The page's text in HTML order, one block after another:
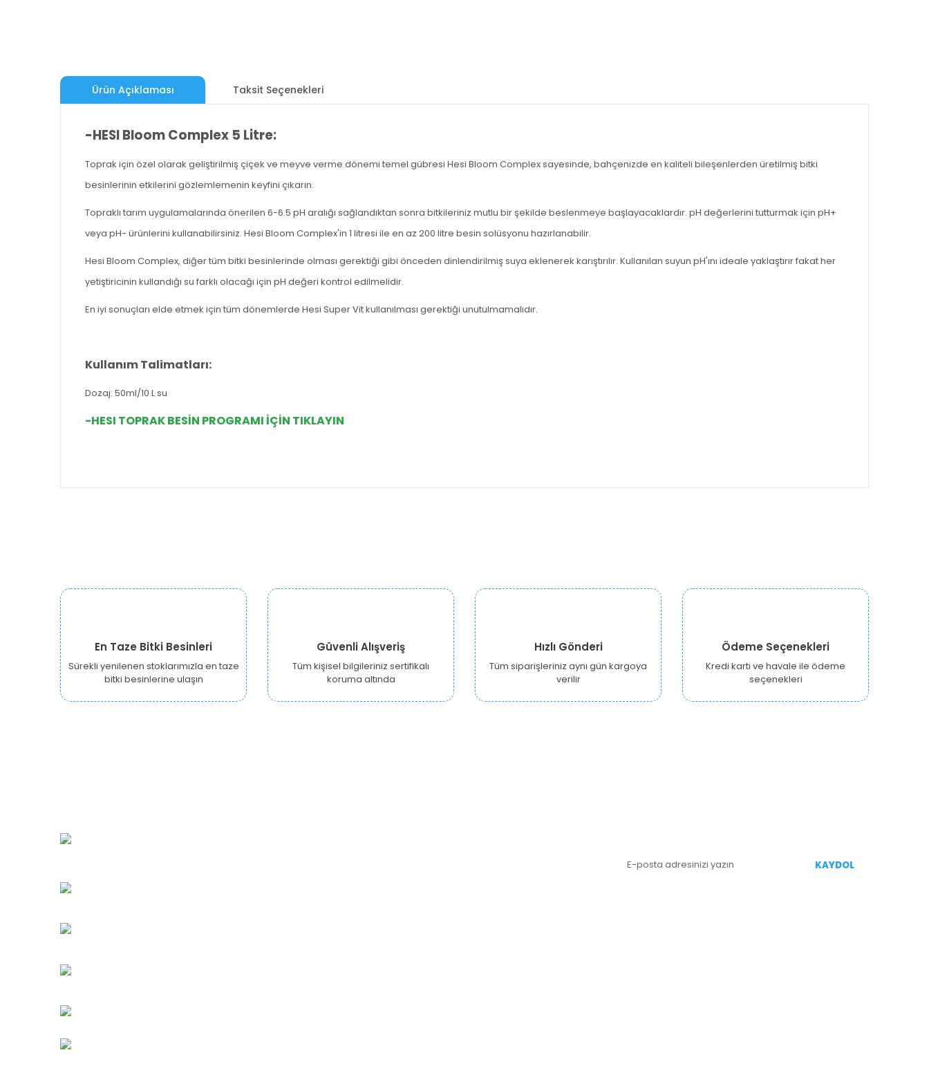
Ürün Açıklaması Taksit Seçenekleri
-HESI Bloom Complex 5 Litre:
Toprak için özel olarak geliştirilmiş çiçek ve meyve verme dönemi temel gübresi Hesi Bloom Complex sayesinde, bahçenizde en kaliteli bileşenlerden üretilmiş bitki
besinlerinin etkilerini gözlemlemenin keyfini çıkarın.
Topraklı tarım uygulamalarında önerilen 6-6.5 pH aralığı sağlandıktan sonra bitkileriniz mutlu bir şekilde beslenmeye başlayacaklardır. pH değerlerini tutturmak için pH+
veya pH- ürünlerini kullanabilirsiniz. Hesi Bloom Complex'in 1 litresi ile en az 200 litre besin solüsyonu hazırlanabilir.
Hesi Bloom Complex, diğer tüm bitki besinlerinde olması gerektiği gibi önceden dinlendirilmiş suya eklenerek karıştırılır. Kullanılan suyun pH'ını ideale yaklaştırır fakat her
yetiştiricinin kullandığı su farklı olacağı için pH değeri kontrol edilmelidir.
En iyi sonuçları elde etmek için tüm dönemlerde Hesi Super Vit kullanılması gerektiği unutulmamalıdır.
Kullanım Talimatları:
Dozaj: 50ml/10 L su
-HESI TOPRAK BESİN PROGRAMI İÇİN TIKLAYIN
En Taze Bitki Besinleri
Sürekli yenilenen stoklarımızla en taze
bitki besinlerine ulaşın
Güvenli Alışveriş
Tüm kişisel bilgileriniz sertifikalı
koruma altında
Hızlı Gönderi
Tüm siparişleriniz aynı gün kargoya
verilir
Ödeme Seçenekleri
Kredi kartı ve havale ile ödeme
seçenekleri
KAYDOL